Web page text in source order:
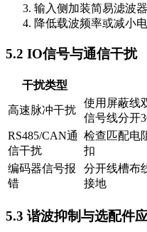
输入侧加装简易滤波
降低载波频率或减小
5.2 IO信号与通信干扰
干扰类型
高速脉冲干扰
使用屏蔽线
信号线分开
RS485/CAN通
信干扰
检查匹配电
扣
编码器信号报
错
分开线槽布
接地
5.3 谐波抑制与选配件